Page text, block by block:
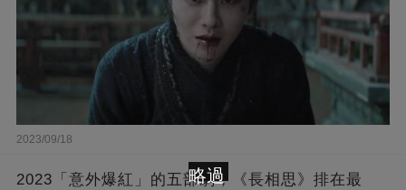
2023/09/18
2023「意外爆紅」的五部劇，《長相思》排在最
略過